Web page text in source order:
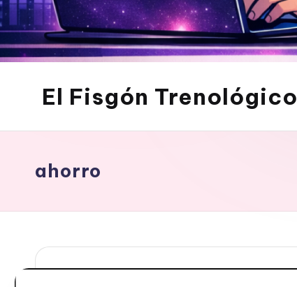
El Fisgón Trenológico
sitio
de
ahorro